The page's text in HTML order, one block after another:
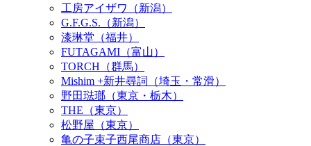
工房アイザワ（新潟）
G.F.G.S.（新潟）
漆琳堂（福井）
FUTAGAMI（富山）
TORCH（群馬）
Mishim +新井尋詞（埼玉・常滑）
野田琺瑯（東京・栃木）
THE（東京）
松野屋（東京）
亀の子束子西尾商店（東京）